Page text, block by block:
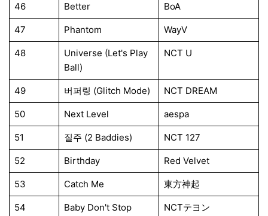
46 Better BoA
47 Phantom WayV
48
Universe (Let's Play
Ball)
NCT U
49 버퍼링 (Glitch Mode) NCT DREAM
50 Next Level aespa
51 질주 (2 Baddies) NCT 127
52 Birthday Red Velvet
53 Catch Me 東方神起
54 Baby Don't Stop NCTテヨン